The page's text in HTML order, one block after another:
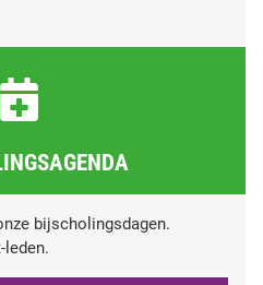
bijscholingsdagen.